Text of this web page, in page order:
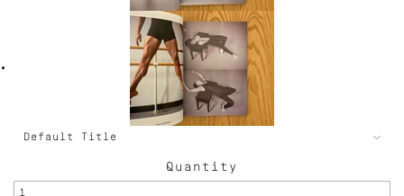
Quantity